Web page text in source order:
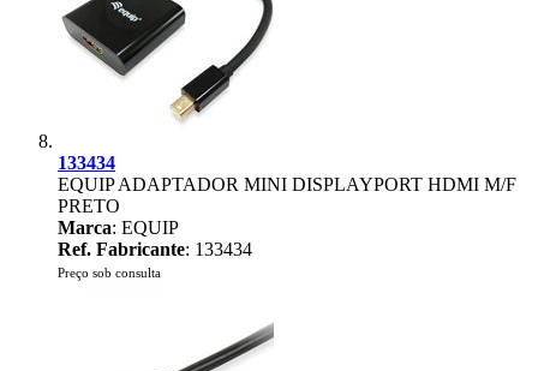
133434
EQUIP ADAPTADOR MINI DISPLAYPORT HDMI M/F
PRETO
Marca: EQUIP
Ref. Fabricante: 133434
Preço sob consulta